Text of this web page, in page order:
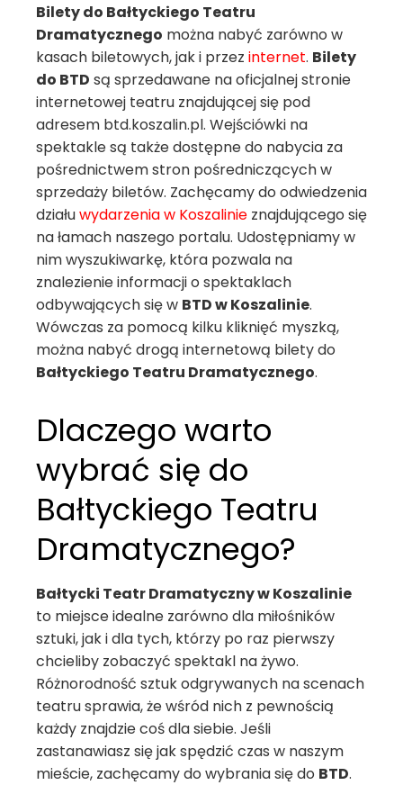
Bilety do Bałtyckiego Teatru
Dramatycznego można nabyć zarówno w
kasach biletowych, jak i przez internet. Bilety
do BTD są sprzedawane na oficjalnej stronie
internetowej teatru znajdującej się pod
adresem btd.koszalin.pl. Wejściówki na
spektakle są także dostępne do nabycia za
pośrednictwem stron pośredniczących w
sprzedaży biletów. Zachęcamy do odwiedzenia
działuwydarzenia w Koszalinie znajdującego się
na łamach naszego portalu. Udostępniamy w
nim wyszukiwarkę, która pozwala na
znalezienie informacji o spektaklach
odbywających się w BTD w Koszalinie.
Wówczas za pomocą kilku kliknięć myszką,
można nabyć drogą internetową bilety do
Bałtyckiego Teatru Dramatycznego.
Dlaczego warto
wybrać się do
Bałtyckiego Teatru
Dramatycznego?
Bałtycki Teatr Dramatyczny w Koszalinie
to miejsce idealne zarówno dla miłośników
sztuki, jak i dla tych, którzy po raz pierwszy
chcieliby zobaczyć spektakl na żywo.
Różnorodność sztuk odgrywanych na scenach
teatru sprawia, że wśród nich z pewnością
każdy znajdzie coś dla siebie. Jeśli
zastanawiasz się jak spędzić czas w naszym
mieście, zachęcamy do wybrania się do BTD.